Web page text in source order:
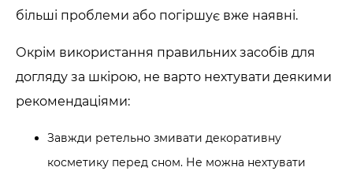
більші проблеми або погіршує вже наявні.
Окрім використання правильних засобів для
догляду за шкірою, не варто нехтувати деякими
рекомендаціями:
Завжди ретельно змивати декоративну
косметику перед сном. Не можна нехтувати